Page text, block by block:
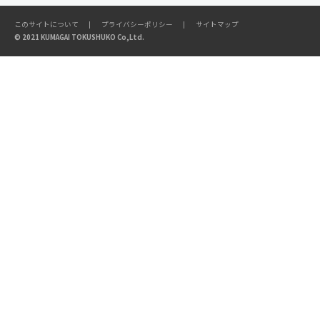
© 2021 KUMAGAI TOKUSHUKO Co,Ltd.
このサイトについて プライバシーポリシー サイトマップ